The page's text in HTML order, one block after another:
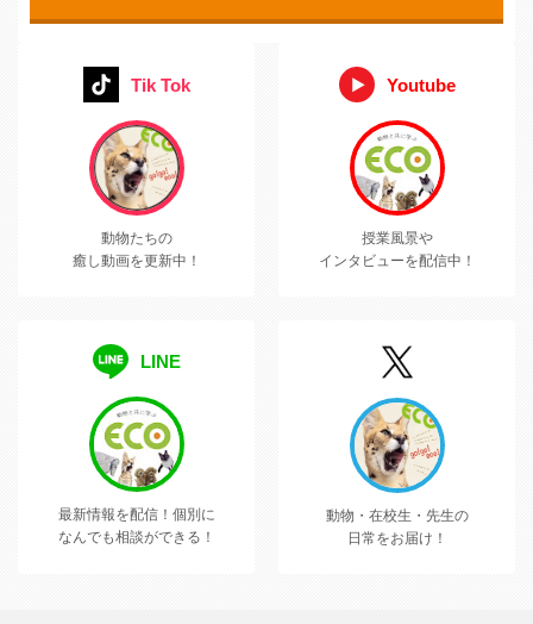
Tik Tok
動物たちの
癒し動画を更新中！
Youtube
授業風景や
インタビューを配信中！
LINE
最新情報を配信！ 個別に
なんでも相談ができる！
動物・在校生・先生の
日常をお届け！